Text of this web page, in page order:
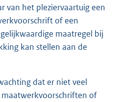
van het pleziervaartuig een
of een
maatregel bij
kan stellen aan de
dat er niet veel
of